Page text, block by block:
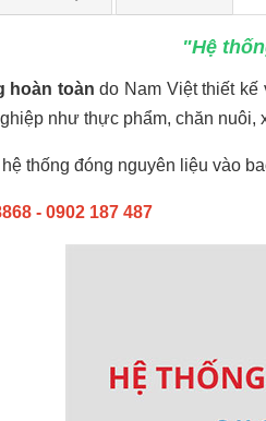
"Hệ
hoàn toàn do Nam Việt thiết kế
như thực phẩm, chăn nuôi,
thống đóng nguyên liệu vào
- 0902 187 487